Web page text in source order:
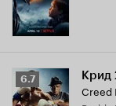
Рейтинг
Кинопоиска
6.7 Крид
Creed